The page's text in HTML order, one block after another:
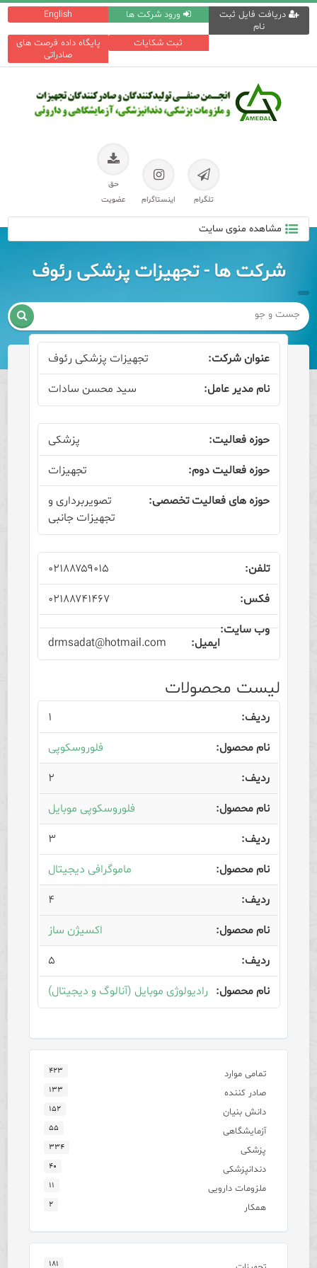
English ورود شرکت ها
دریافت فایل ثبت
نام
پایگاه داده فرصت های
صادراتی
ثبت شکایات
تلگرام اینستاگرام
حق
عضویت
مشاهده منوی سایت
شرکت ها - تجهیزات پزشکی رئوف

تجهیزات پزشکی رئوف
سید محسن سادات
پزشکی
تجهیزات
تصویربرداری و
تجهیزات جانبی
۰۲۱۸۸۷۵۹۰۱۵
۰۲۱۸۸۷۴۱۴۶۷
drmsadat@hotmail.com
لیست محصولات
۱
فلوروسکوپی
۲
فلوروسکوپی موبایل
۳
ماموگرافی دیجیتال
۴
اکسیژن ساز
۵
رادیولوژی موبایل (آنالوگ و دیجیتال)
تمامی موارد ۴۲۳
صادر کننده ۱۳۳
دانش بنیان ۱۵۲
آزمایشگاهی ۵۵
پزشکی ۳۳۴
دندانپزشکی ۴۰
ملزومات دارویی ۱۱
همکار ۲
۱۸۱